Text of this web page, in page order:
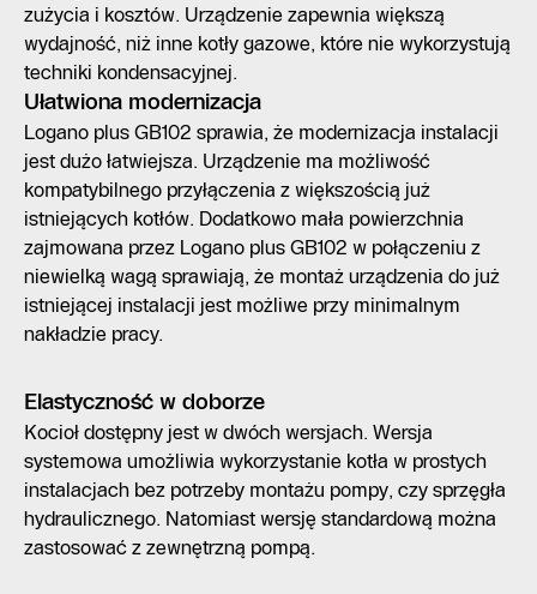
zużycia i kosztów. Urządzenie zapewnia większą
wydajność, niż inne kotły gazowe, które nie wykorzystują
techniki kondensacyjnej.
Ułatwiona modernizacja
Logano plus GB102 sprawia, że modernizacja instalacji
jest dużo łatwiejsza. Urządzenie ma możliwość
kompatybilnego przyłączenia z większością już
istniejących kotłów. Dodatkowo mała powierzchnia
zajmowana przez Logano plus GB102 w połączeniu z
niewielką wagą sprawiają, że montaż urządzenia do już
istniejącej instalacji jest możliwe przy minimalnym
nakładzie pracy.
Elastyczność w doborze
Kocioł dostępny jest w dwóch wersjach. Wersja
systemowa umożliwia wykorzystanie kotła w prostych
instalacjach bez potrzeby montażu pompy, czy sprzęgła
hydraulicznego. Natomiast wersję standardową można
zastosować z zewnętrzną pompą.